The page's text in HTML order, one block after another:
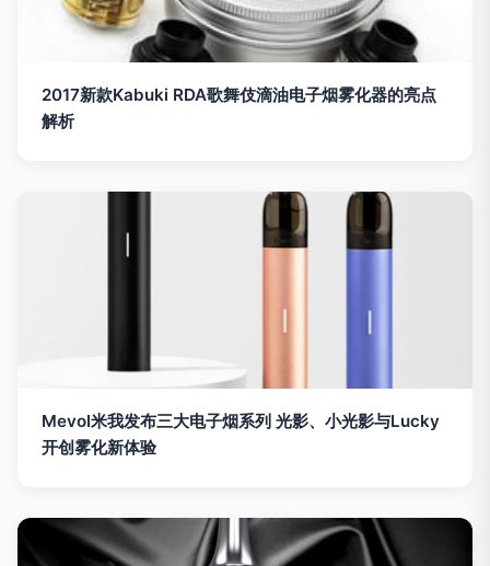
2017新款Kabuki RDA歌舞伎滴油电子烟雾化器的亮点
解析
Mevol米我发布三大电子烟系列 光影、小光影与Lucky
开创雾化新体验